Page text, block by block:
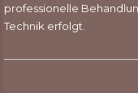
professionelle
Technik erfolgt.